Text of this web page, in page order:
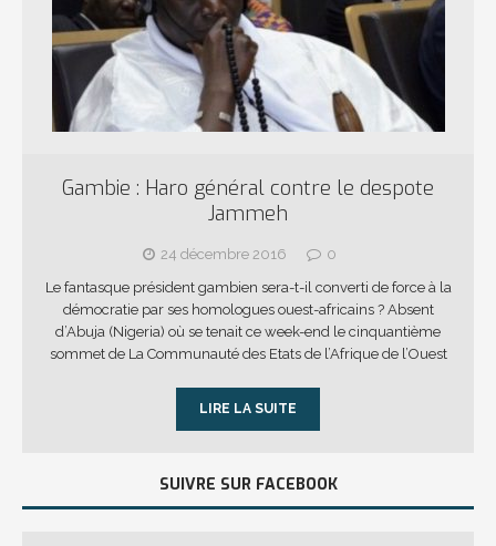
Gambie : Haro général contre le despote
Jammeh
24 décembre 2016
0
Le fantasque président gambien sera-t-il converti de force à la
démocratie par ses homologues ouest-africains ? Absent
d’Abuja (Nigeria) où se tenait ce week-end le cinquantième
sommet de La Communauté des Etats de l’Afrique de l’Ouest
LIRE LA SUITE
SUIVRE SUR FACEBOOK